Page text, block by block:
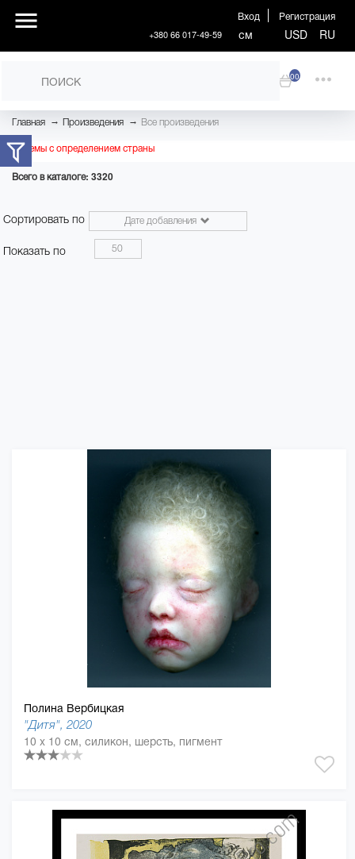
Вход Регистрация
+380 66 017-49-59 см USD RU
00
Главная → Произведения → Все произведения
Проблемы с определением страны
Всего в каталоге: 3320
Сортировать по Дате добавления
Показать по 50
Полина Вербицкая
"Дитя", 2020
10 x 10 см, силикон, шерсть, пигмент